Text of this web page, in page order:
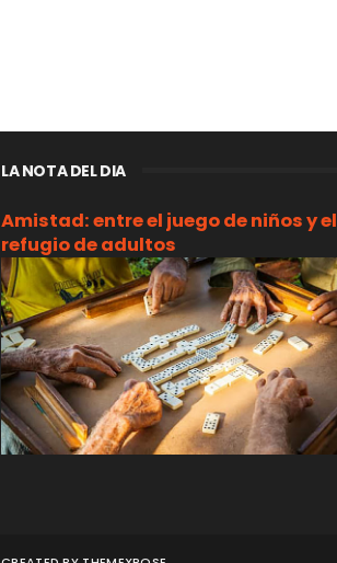
LA NOTA DEL DIA
Amistad: entre el juego de niños y el
refugio de adultos